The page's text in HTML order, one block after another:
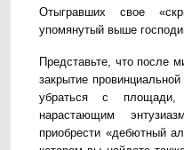
Отыгравших свое
упомянутый выше
Представьте, что после
закрытие
убраться с
нарастающим
приобрести «дебютный